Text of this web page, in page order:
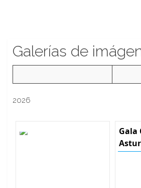
Galerías de
2026
Gala